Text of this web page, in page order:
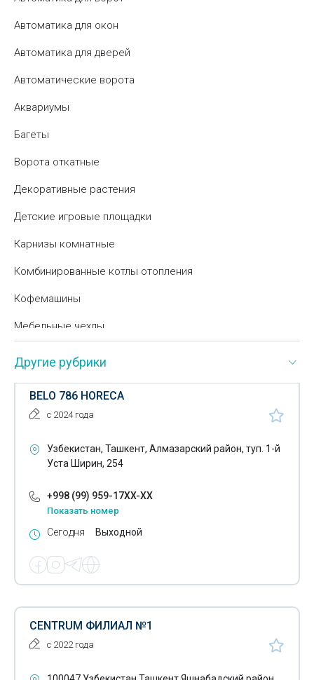
Автоматика для окон
Автоматика для дверей
Автоматические ворота
Аквариумы
Багеты
Ворота откатные
Декоративные растения
Детские игровые площадки
Карнизы комнатные
Комбинированные котлы отопления
Кофемашины
Мебельные чехлы
Мусорные контейнеры
Подарочные наборы
Подъемно-поворотные ворота
Полотенца
Постельное бельё
Постельные принадлежности
Проездные карточки
Роллетные ворота
Другие рубрики
BELO 786 HORECA
с 2024 года
Узбекистан, Ташкент, Алмазарский район, туп. 1-й
Уста Ширин, 254
+998 (99) 959-17XX-XX
Показать номер
Сегодня Выходной
CENTRUM ФИЛИАЛ №1
с 2022 года